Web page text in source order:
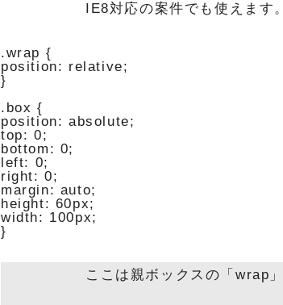
IE8対応の案件でも使えます。
.wrap {
position: relative;
}
.box {
position: absolute;
top: 0;
bottom: 0;
left: 0;
right: 0;
margin: auto;
height: 60px;
width: 100px;
ここは親ボックスの「wrap」